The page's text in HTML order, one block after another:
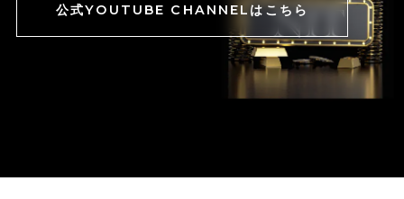
公式YOUTUBE CHANNELはこちら